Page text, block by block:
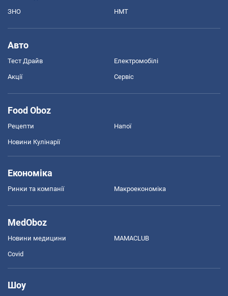
ЗНО НМТ
Авто
Тест Драйв Електромобілі
Акції Сервіс
Food Oboz
Рецепти Напої
Новини Кулінарії
Економіка
Ринки та компанії Макроекономіка
MedOboz
Новини медицини MAMACLUB
Covid
Шоу